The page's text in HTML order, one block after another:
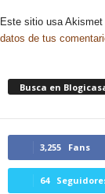
Este sitio usa Akismet
datos de tus
Busca en
3,255 Fans
64